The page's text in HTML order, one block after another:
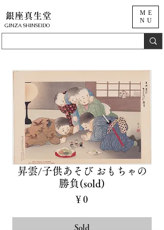
ME
NU
銀座真生堂
​GINZA SHINSEIDO
昇雲/子供あそび おもちゃの
勝負(sold)
￥0価
Sold